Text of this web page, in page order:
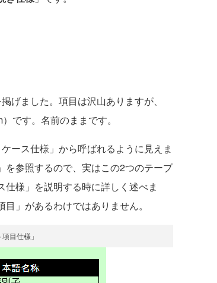
げました。項目は沢山ありますが、
です。名前のままです。
ース仕様」から呼ばれるように見えま
参照するので、実はこの2つのテーブ
様」を説明する時に詳しく述べま
」があるわけではありません。
目仕様」